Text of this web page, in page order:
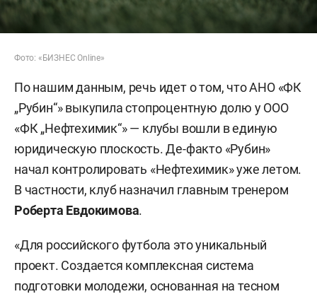
Фото: «БИЗНЕС Online»
По нашим данным, речь идет о том, что АНО «ФК
„Рубин“» выкупила стопроцентную долю у ООО
«ФК „Нефтехимик“» — клубы вошли в единую
юридическую плоскость. Де-факто «Рубин»
начал контролировать «Нефтехимик» уже летом.
В частности, клуб назначил главным тренером
Роберта Евдокимова.
«Для российского футбола это уникальный
проект. Создается комплексная система
подготовки молодежи, основанная на тесном